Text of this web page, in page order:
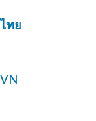
ไทย
VN